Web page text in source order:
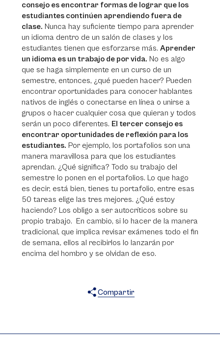
consejo es encontrar formas de lograr que los
estudiantes continúen aprendiendo fuera de
clase. Nunca hay suficiente tiempo para aprender
un idioma dentro de un salón de clases y los
estudiantes tienen que esforzarse más. Aprender
un idioma es un trabajo de por vida. No es algo
que se haga simplemente en un curso de un
semestre, entonces, ¿qué pueden hacer? Pueden
encontrar oportunidades para conocer hablantes
nativos de inglés o conectarse en línea o unirse a
grupos o hacer cualquier cosa que quieran y todos
serán un poco diferentes. El tercer consejo es
encontrar oportunidades de reflexión para los
estudiantes. Por ejemplo, los portafolios son una
manera maravillosa para que los estudiantes
aprendan. ¿Qué significa? Todo su trabajo del
semestre lo ponen en el portafolios. Lo que hago
es decir, está bien, tienes tu portafolio, entre esas
50 tareas elige las tres mejores. ¿Qué estoy
haciendo? Los obligo a ser autocríticos sobre su
propio trabajo. En cambio, si lo hacer de la manera
tradicional, que implica revisar exámenes todo el fin
de semana, ellos al recibirlos lo lanzarán por
encima del hombro y se olvidan de eso.
Compartir